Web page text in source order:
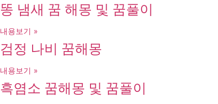
똥 냄새 꿈 해몽 및 꿈풀이
내용보기 »
검정 나비 꿈해몽
내용보기 »
흑염소 꿈해몽 및 꿈풀이